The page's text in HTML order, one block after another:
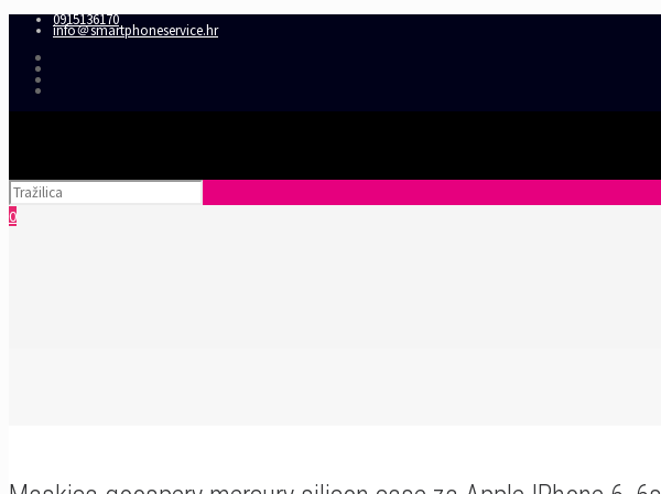
0915136170
info＠smartphoneservice.hr
0